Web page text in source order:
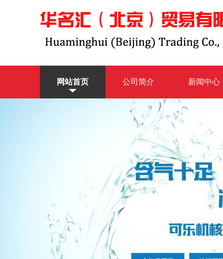
网站首页 公司简介 新闻中心